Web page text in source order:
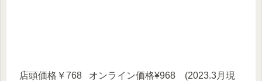
店頭価格￥768 オンライン価格¥968 (2023.3月現